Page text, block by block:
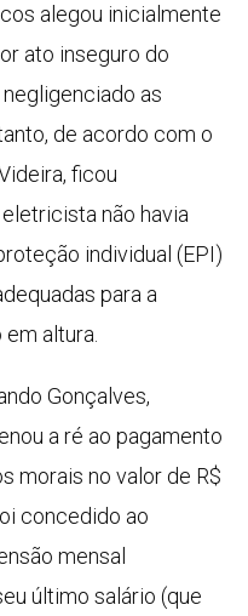
alegou inicialmente
ato inseguro do
as
de acordo com o
ficou
não havia
individual (EPI)
para a
altura.
Gonçalves,
a ré ao pagamento
morais no valor de R$
concedido ao
mensal
último salário (que